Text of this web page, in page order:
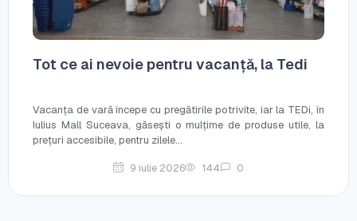
Tot ce ai nevoie pentru vacanță, la Tedi
Vacanța de vară începe cu pregătirile potrivite, iar la TEDi, în
Iulius Mall Suceava, găsești o mulțime de produse utile, la
prețuri accesibile, pentru zilele...
9 iulie 2026 144 0